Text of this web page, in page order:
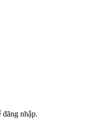
đăng nhập.